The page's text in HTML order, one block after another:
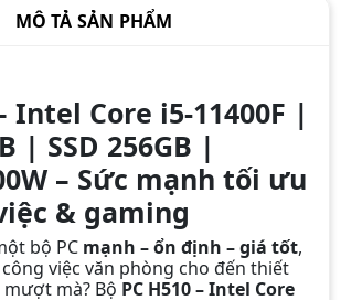
MÔ TẢ SẢN PHẨM
Intel Core i5-11400F |
| SSD 256GB |
– Sức mạnh tối ưu
& gaming
bộ PC mạnh – ổn định – giá tốt,
việc văn phòng cho đến thiết
mà? Bộ PC H510 – Intel Core
PC / i3-9100f/ Main H310/ Ram16/
SSD256G/ Card 1050/ Nguồn 500W
(1)
Liên hệ